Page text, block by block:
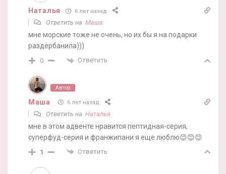
Наталья 6 лет назад
Ответить на Маша
мне морские тоже не очень, но их бы я на подарки
раздербанила)))
0 Ответить
Автор
Маша 6 лет назад
Ответить на Наталья
мне в этом адвенте нравится пептидная-серия,
суперфуд-серия и франжипани я еще люблю😊😊😊
1 Ответить